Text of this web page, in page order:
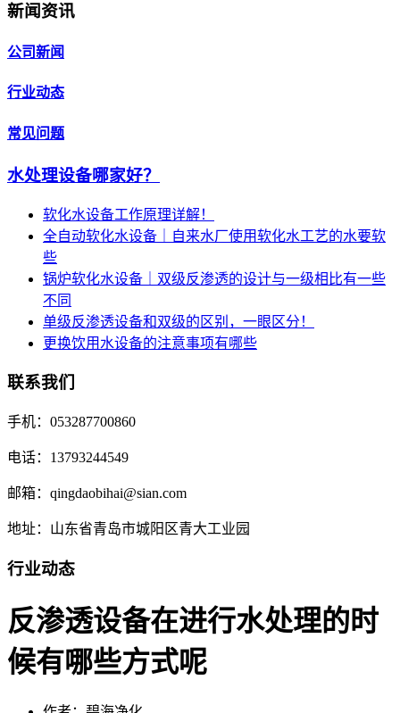
新闻资讯
公司新闻
行业动态
常见问题
水处理设备哪家好？
软化水设备工作原理详解！
全自动软化水设备｜自来水厂使用软化水工艺的水要软
些
锅炉软化水设备｜双级反渗透的设计与一级相比有一些
不同
单级反渗透设备和双级的区别，一眼区分！
更换饮用水设备的注意事项有哪些
联系我们
手机：053287700860
电话：13793244549
邮箱：qingdaobihai@sian.com
地址：山东省青岛市城阳区青大工业园
行业动态
反渗透设备在进行水处理的时
候有哪些方式呢